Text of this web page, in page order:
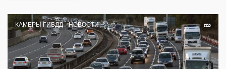
КАМЕРЫ ГИБДД НОВОСТИ